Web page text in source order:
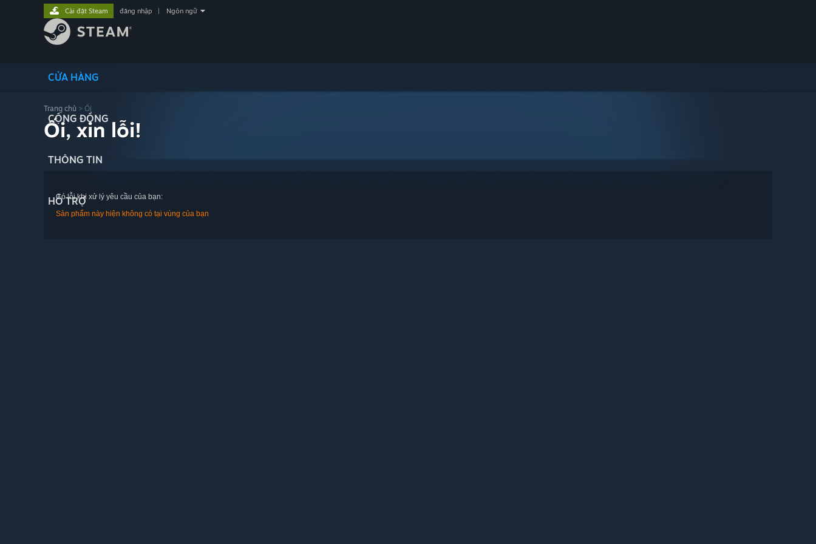
CỬA HÀNG
CỘNG ĐỒNG
THÔNG TIN
HỖ TRỢ
Cài đặt Steam đăng nhập Ngôn ngữ
Trang chủ > Ối
Ối, xin lỗi!
Có lỗi khi xử lý yêu cầu của bạn:
Sản phẩm này hiện không có tại vùng của bạn